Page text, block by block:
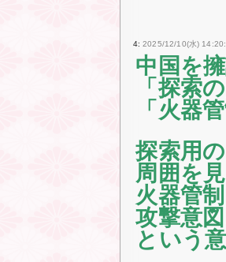
4: 2025/12/10(水)
中国を
「探索
「火器
探索用
周囲を
火器管
攻撃意
という